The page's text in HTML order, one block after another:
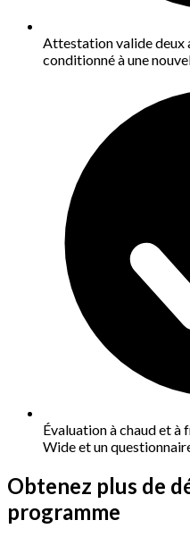
Attestation valide deux
conditionné à une
Évaluation à chaud et
Wide et un
Obtenez plus de
programme